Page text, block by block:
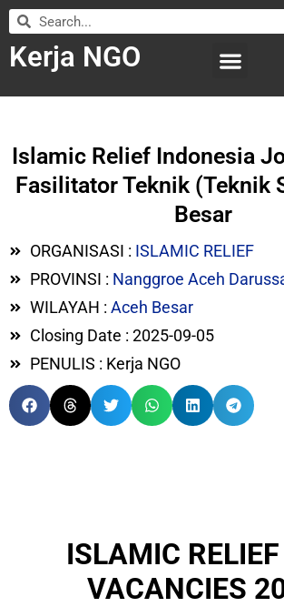
Kerja NGO
Islamic Relief Indonesia
Fasilitator Teknik (Teknik
Besar
ORGANISASI : ISLAMIC RELIEF
PROVINSI : Nanggroe Aceh
WILAYAH : Aceh Besar
Closing Date : 2025-09-05
PENULIS : Kerja NGO
ISLAMIC
VACANCIES